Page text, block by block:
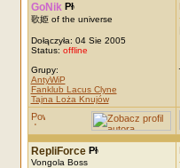
GoNik
歌姫 of the universe
Dołączyła: 04 Sie 2005
Status: offline
Grupy:
AntyWiP
Fanklub Lacus Clyne
Tajna Loża Knujów
RepliForce
Vongola Boss